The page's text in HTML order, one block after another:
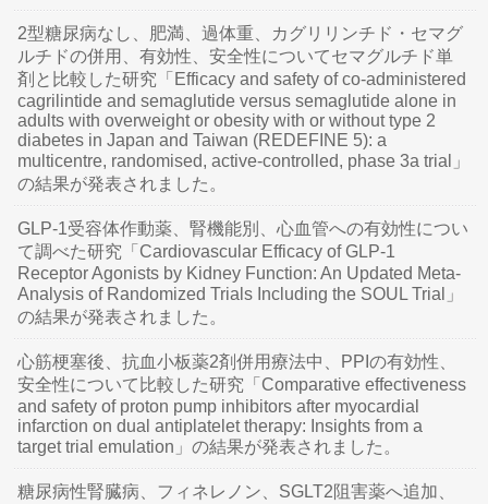
2型糖尿病なし、肥満、過体重、カグリリンチド・セマグ
ルチドの併用、有効性、安全性についてセマグルチド単
剤と比較した研究「Efficacy and safety of co-administered
cagrilintide and semaglutide versus semaglutide alone in
adults with overweight or obesity with or without type 2
diabetes in Japan and Taiwan (REDEFINE 5): a
multicentre, randomised, active-controlled, phase 3a trial」
の結果が発表されました。
GLP-1受容体作動薬、腎機能別、心血管への有効性につい
て調べた研究「Cardiovascular Efficacy of GLP-1
Receptor Agonists by Kidney Function: An Updated Meta-
Analysis of Randomized Trials Including the SOUL Trial」
の結果が発表されました。
心筋梗塞後、抗血小板薬2剤併用療法中、PPIの有効性、
安全性について比較した研究「Comparative effectiveness
and safety of proton pump inhibitors after myocardial
infarction on dual antiplatelet therapy: Insights from a
target trial emulation」の結果が発表されました。
糖尿病性腎臓病、フィネレノン、SGLT2阻害薬へ追加、